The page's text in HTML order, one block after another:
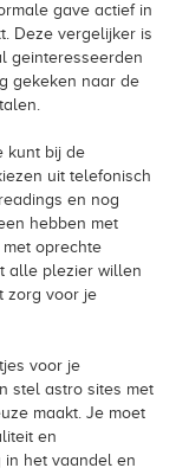
gave actief in
Deze vergelijker is
geinteresseerden
gekeken naar de
kunt bij de
uit telefonisch
en nog
hebben met
oprechte
alle plezier willen
zorg voor je
voor je
stel astro sites met
maakt. Je moet
en
in het vaandel en